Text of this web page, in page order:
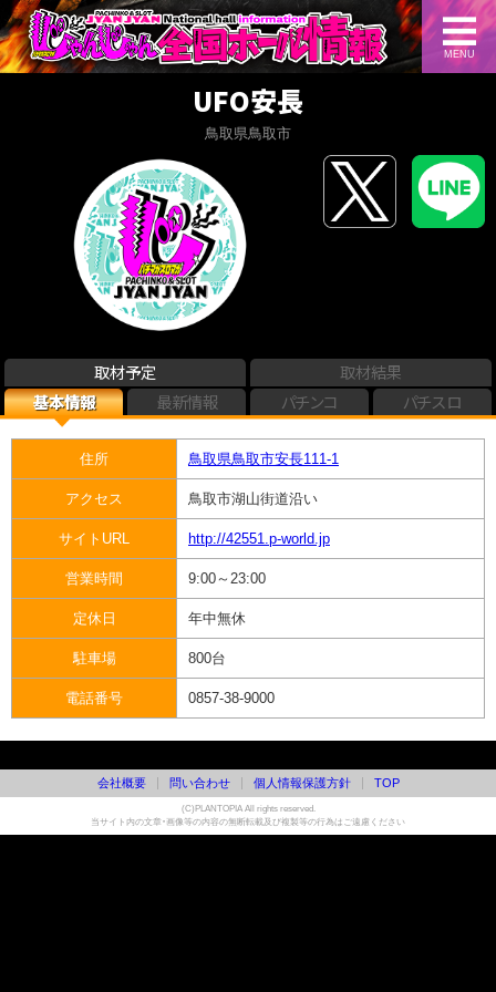
MENU
UFO安長
鳥取県鳥取市
取材予定
取材結果
基本情報
最新情報 パチンコ パチスロ
住所 鳥取県鳥取市安長111-1
アクセス 鳥取市湖山街道沿い
サイトURL http://42551.p-world.jp
営業時間 9:00～23:00
定休日 年中無休
駐車場 800台
電話番号 0857-38-9000
会社概要 問い合わせ 個人情報保護方針 TOP
(C)PLANTOPIA All rights reserved.
当サイト内の文章・画像等の内容の無断転載及び複製等の行為はご遠慮ください